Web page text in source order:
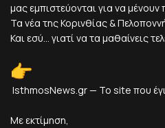
μας εμπιστεύονται για να
Τα νέα της Κορινθίας &
Και εσύ... γιατί να τα μαθαίνεις
IsthmosNews.gr — Το site που
Με εκτίμηση,